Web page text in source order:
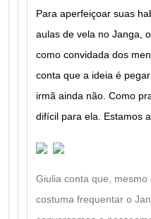
Para aperfeiçoar suas
aulas de vela no Janga,
como convidada dos
conta que a ideia é
irmã ainda não. Como
difícil para ela. Estamos
Giulia conta que,
costuma frequentar o